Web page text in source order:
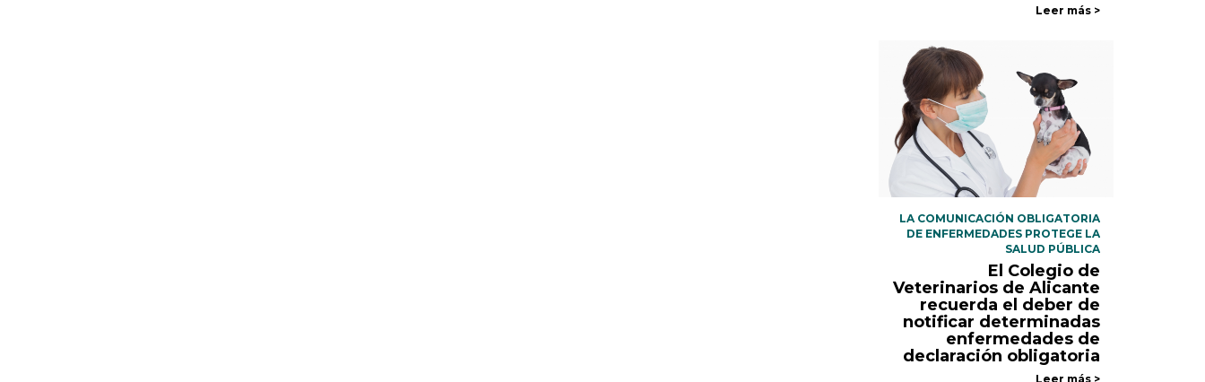
Leer más >
LA COMUNICACIÓN OBLIGATORIA
DE ENFERMEDADES PROTEGE LA
SALUD PÚBLICA
El Colegio de
Veterinarios de Alicante
recuerda el deber de
notificar determinadas
enfermedades de
declaración obligatoria
Leer más >